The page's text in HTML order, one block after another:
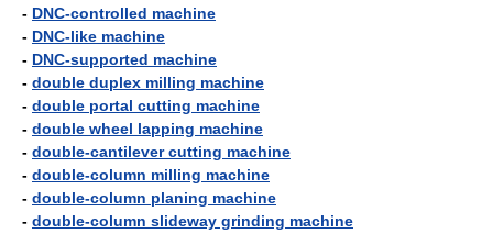
- DNC-controlled machine
- DNC-like machine
- DNC-supported machine
- double duplex milling machine
- double portal cutting machine
- double wheel lapping machine
- double-cantilever cutting machine
- double-column milling machine
- double-column planing machine
- double-column slideway grinding machine